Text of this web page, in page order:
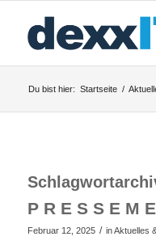
Du bist hier: Startseite /
P R E S S E M
Februar 12, 2025 / inAktuelles